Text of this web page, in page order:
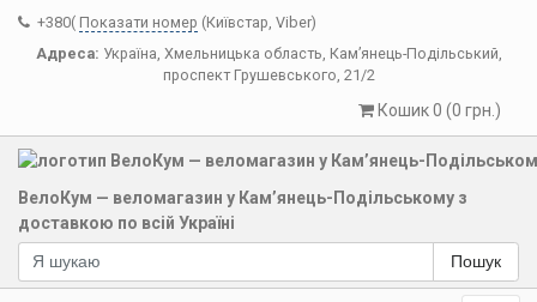
+380( Показати номер (Київстар, Viber)
Адреса: Україна, Хмельницька область, Кам’янець-Подільський,
проспект Грушевського, 21/2
Кошик 0 (0 грн.)
ВелоКум — веломагазин у Кам’янець-Подільському з
доставкою по всій Україні
Пошук